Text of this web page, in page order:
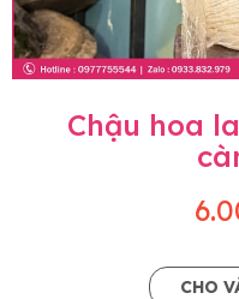
Chậu hoa
CHO